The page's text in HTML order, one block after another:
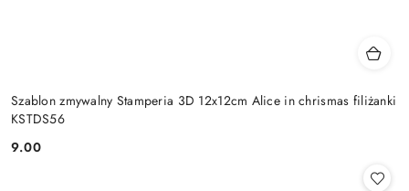
Szablon zmywalny Stamperia 3D 12x12cm Alice in chrismas filiżanki
KSTDS56
Cena:
9.00